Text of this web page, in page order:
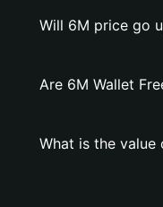
Will 6M price go
Are 6M Wallet
What is the